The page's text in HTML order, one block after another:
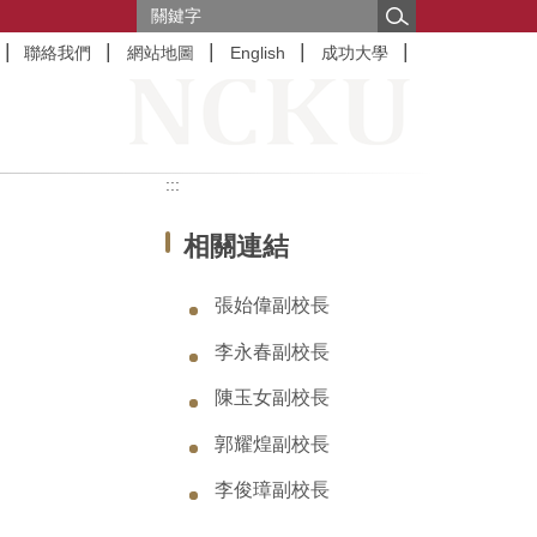
聯絡我們 網站地圖 English 成功大學
:::
相關連結
張始偉副校長
李永春副校長
陳玉女副校長
郭耀煌副校長
李俊璋副校長